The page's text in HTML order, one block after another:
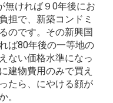
無ければ９0年後にお
担で、新築コンドミ
のです。その新興国
ば80年後の一等地の
ない価格水準になっ
建物費用のみで買え
たら、にやける顔が
。